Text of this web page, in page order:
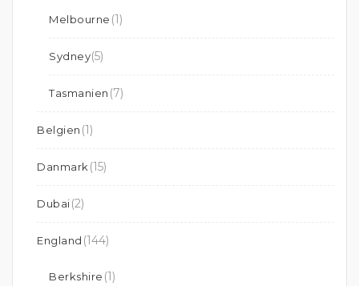
Melbourne (1)
Sydney(5)
Tasmanien (7)
Belgien (1)
Danmark (15)
Dubai(2)
England (144)
Berkshire (1)